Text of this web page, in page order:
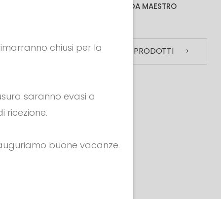
ABBIGLIAMENTO DA MAESTRO
VEDI TUTTI I PRODOTTI
chiusi per la
saranno evasi a
ricezione.
buone vacanze.